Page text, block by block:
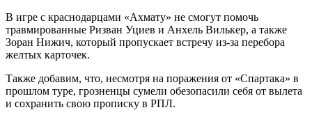
В игре с краснодарцами «Ахмату» не смогут помочь
травмированные Ризван Уциев и Анхель Вилькер, а также
Зоран Нижич, который пропускает встречу из-за перебора
желтых карточек.
Также добавим, что, несмотря на поражения от «Спартака» в
прошлом туре, грозненцы сумели обезопасили себя от вылета
и сохранить свою прописку в РПЛ.